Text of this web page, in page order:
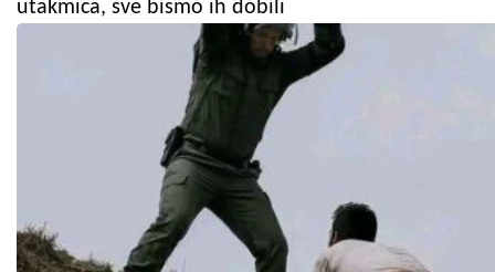
utakmica, sve bismo ih dobili